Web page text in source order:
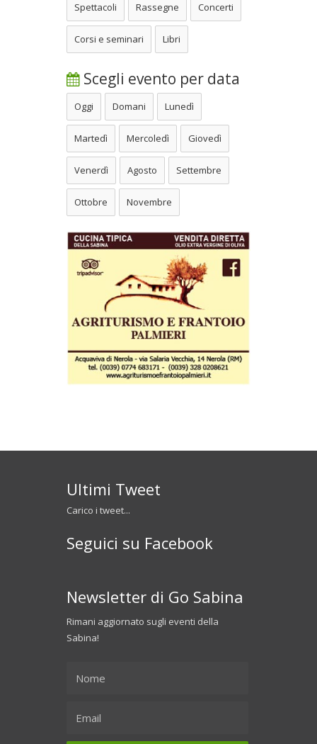
Spettacoli Rassegne Concerti
Corsi e seminari Libri
Scegli evento per data
Oggi Domani Lunedì
Martedì Mercoledì Giovedì
Venerdì Agosto Settembre
Ottobre Novembre
Ultimi Tweet
Carico i tweet...
Seguici su Facebook
Newsletter di Go Sabina
Rimani aggiornato sugli eventi della
Sabina!